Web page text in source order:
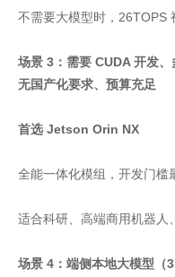
不需要大模型时，26TOPS
场景 3：需要 CUDA 开发、
无国产化要求、预算充足
首选 Jetson Orin NX
全能一体化模组，开发门槛
适合科研、高端商用机器人
场景 4：端侧本地大模型（